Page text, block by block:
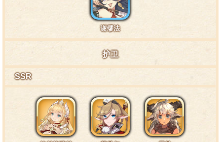
还、还能再塞最后一个……嘿、嘿咻——呼，哈，这
下背包应该真的满载了，不管再看到什么我都不会……
啊、啊！那、那个是！
特训1阶段台词5·通常2
剧团长，你有看过叫《费米队长》的连环画吗？里面
的主人公，无论他身处何处，只要有弱者呼唤他的名字，
就会立即赶到前去营救……他就是如假包换，真正的英
谢缪法
护卫
SSR